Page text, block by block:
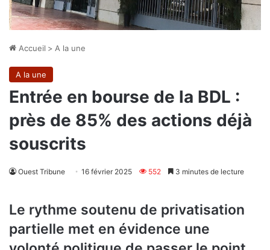
Accueil > A la une
A la une
Entrée en bourse de la BDL :
près de 85% des actions déjà
souscrits
Ouest Tribune 16 février 2025 552 3 minutes de lecture
Le rythme soutenu de privatisation
partielle met en évidence une